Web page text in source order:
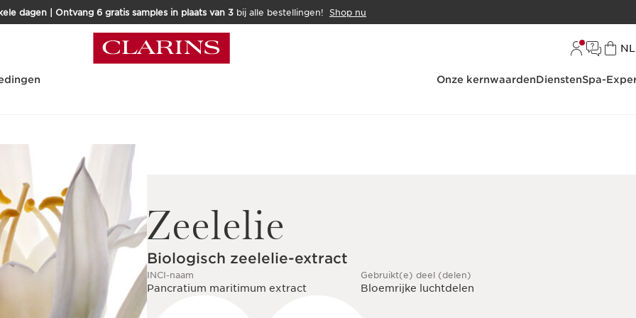
dagen | Ontvang 6 gratis samples in plaats van 3 bij alle bestellingen! Shop nu
NL
Onze kernwaardenDienstenSpa-
Zeelelie
Biologisch zeelelie-extract
INCI-naam
Pancratium maritimum extract
Gebruikt(e) deel (delen)
Bloemrijke luchtdelen